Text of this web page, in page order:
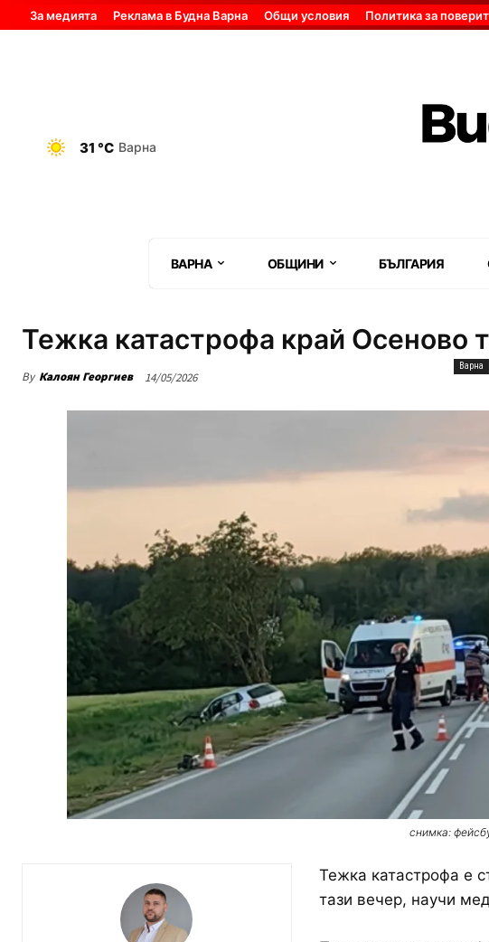
За медията Реклама в Будна Варна Общи условия Политика за
31 °C Варна
ВАРНА ОБЩИНИ БЪЛГАРИЯ
Тежка катастрофа край Осеново
By Калоян Георгиев 14/05/2026
Варна
снимка:
Тежка катастрофа е
тази вечер, научи